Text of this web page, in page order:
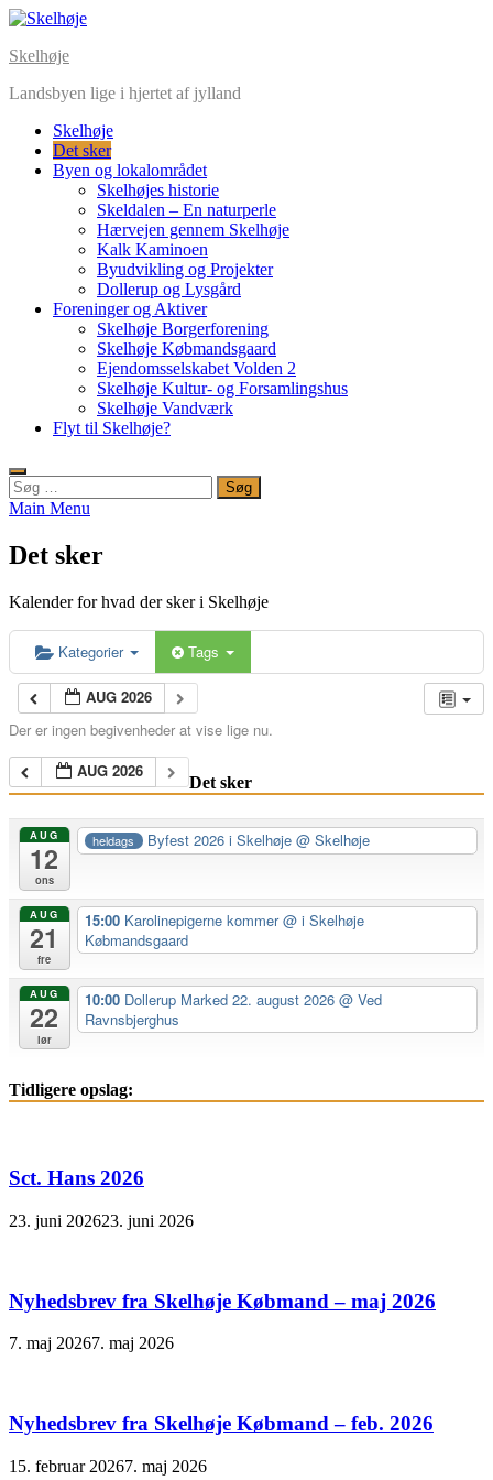
Skip
content
Skelhøje
Landsbyen lige i hjertet af jylland
Skelhøje
Det sker
Byen og lokalområdet
Skelhøjes historie
Skeldalen – En naturperle
Hærvejen gennem Skelhøje
Kalk Kaminoen
Byudvikling og Projekter
Dollerup og Lysgård
Foreninger og Aktiver
Skelhøje Borgerforening
Skelhøje Købmandsgaard
Ejendomsselskabet Volden 2
Skelhøje Kultur- og Forsamlingshus
Skelhøje Vandværk
Flyt til Skelhøje?
Søg
efter:
Main Menu
Det sker
Kalender for hvad der sker i Skelhøje
Kategorier Tags
AUG 2026
Der er ingen begivenheder at vise lige nu.
AUG 2026
Det sker
AUG
12
ons
heldags Byfest 2026 i Skelhøje@ Skelhøje
AUG
21
fre
15:00 Karolinepigerne kommer@ i Skelhøje
Købmandsgaard
AUG
22
lør
10:00 Dollerup Marked 22. august 2026 @ Ved
Ravnsbjerghus
Tidligere opslag:
Sct. Hans 2026
23. juni 202623. juni 2026
Nyhedsbrev fra Skelhøje Købmand – maj 2026
7. maj 20267. maj 2026
Nyhedsbrev fra Skelhøje Købmand – feb. 2026
15. februar 20267. maj 2026